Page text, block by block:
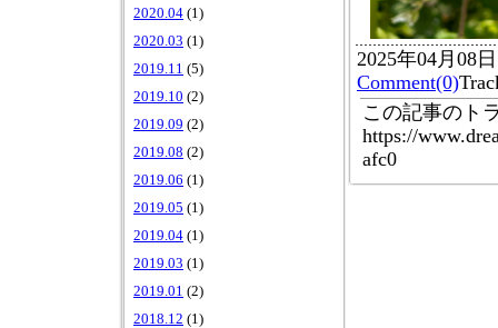
2020.04 (1)
2020.03 (1)
2019.11 (5)
2019.10 (2)
2019.09 (2)
2019.08 (2)
2019.06 (1)
2019.05 (1)
2019.04 (1)
2019.03 (1)
2019.01 (2)
2018.12 (1)
2025年04月08
Comment(0)
この記事のト
https://
afc0